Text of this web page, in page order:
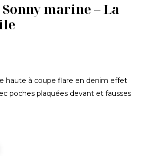
marine – La
haute à coupe flare en denim effet
poches plaquées devant et fausses